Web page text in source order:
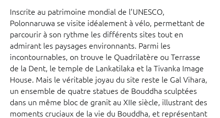
Inscrite au patrimoine mondial de l’UNESCO,
Polonnaruwa se visite idéalement à vélo, permettant de
parcourir à son rythme les différents sites tout en
admirant les paysages environnants. Parmi les
incontournables, on trouve le Quadrilatère ou Terrasse
de la Dent, le temple de Lankatilaka et la Tivanka Image
House. Mais le véritable joyau du site reste le Gal Vihara,
un ensemble de quatre statues de Bouddha sculptées
dans un même bloc de granit au XIIe siècle, illustrant des
moments cruciaux de la vie du Bouddha, et représentant